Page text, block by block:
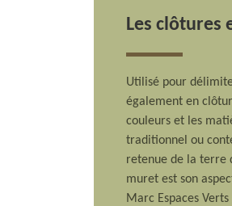
Les clôtures
Utilisé pour
également en
couleurs et les
traditionnel ou
retenue de la terre
muret est son
Marc Espaces